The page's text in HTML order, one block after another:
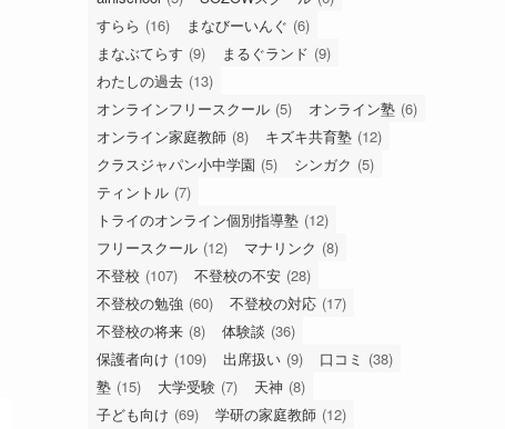
すらら (16) まなびーいんぐ (6)
まなぶてらす (9) まるぐランド (9)
わたしの過去 (13)
オンラインフリースクール (5) オンライン塾 (6)
オンライン家庭教師 (8) キズキ共育塾 (12)
クラスジャパン小中学園 (5) シンガク (5)
ティントル (7)
トライのオンライン個別指導塾 (12)
フリースクール (12) マナリンク (8)
不登校 (107) 不登校の不安 (28)
不登校の勉強 (60) 不登校の対応 (17)
不登校の将来 (8) 体験談 (36)
保護者向け (109) 出席扱い (9) 口コミ (38)
塾 (15) 大学受験 (7) 天神 (8)
子ども向け (69) 学研の家庭教師 (12)